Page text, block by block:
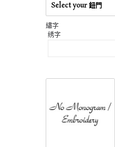
Select your 鈕門
繡字
绣字